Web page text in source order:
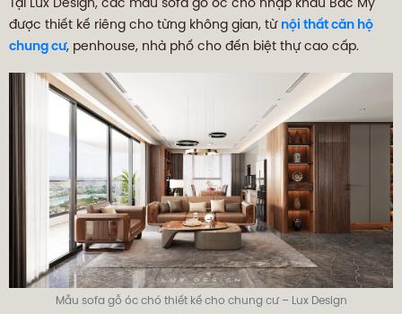
Tại Lux Design, các mẫu sofa gỗ óc chó nhập khẩu Bắc Mỹ
được thiết kế riêng cho từng không gian, từ nội thất căn hộ
chung cư, penhouse, nhà phố cho đến biệt thự cao cấp.
Mẫu sofa gỗ óc chó thiết kế cho chung cư – Lux Design